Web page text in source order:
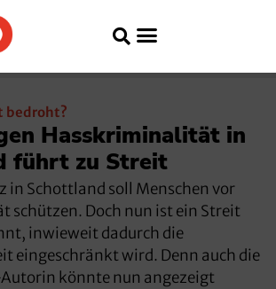
bedroht?
Hasskriminalität in
führt zu Streit
in Schottland soll Menschen vor
schützen. Doch nun ist ein Streit
inwieweit dadurch die
eingeschränkt wird. Denn auch die
könnte nun angezeigt